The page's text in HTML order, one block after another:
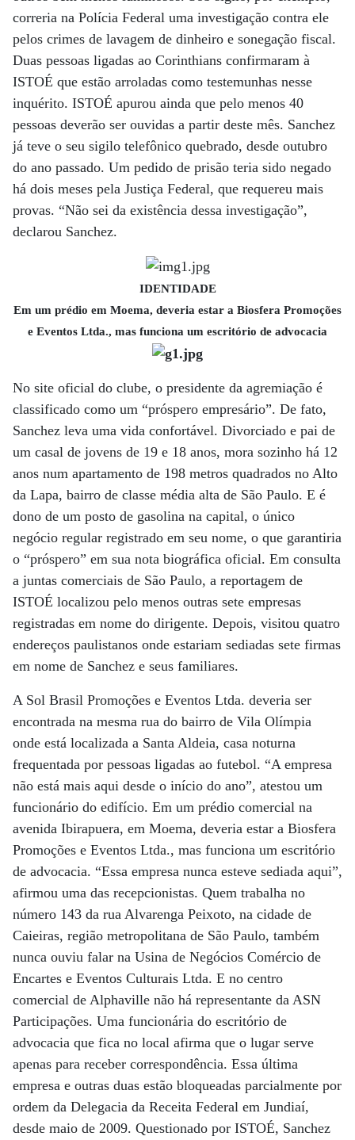
correria na Polícia Federal uma investigação contra ele
pelos crimes de lavagem de dinheiro e sonegação fiscal.
Duas pessoas ligadas ao Corinthians confirmaram à
ISTOÉ que estão arroladas como testemunhas nesse
inquérito. ISTOÉ apurou ainda que pelo menos 40
pessoas deverão ser ouvidas a partir deste mês. Sanchez
já teve o seu sigilo telefônico quebrado, desde outubro
do ano passado. Um pedido de prisão teria sido negado
há dois meses pela Justiça Federal, que requereu mais
provas. “Não sei da existência dessa investigação”,
declarou Sanchez.
IDENTIDADE
Em um prédio em Moema, deveria estar a Biosfera Promoções
e Eventos Ltda., mas funciona um escritório de advocacia
No site oficial do clube, o presidente da agremiação é
classificado como um “próspero empresário”. De fato,
Sanchez leva uma vida confortável. Divorciado e pai de
um casal de jovens de 19 e 18 anos, mora sozinho há 12
anos num apartamento de 198 metros quadrados no Alto
da Lapa, bairro de classe média alta de São Paulo. E é
dono de um posto de gasolina na capital, o único
negócio regular registrado em seu nome, o que garantiria
o “próspero” em sua nota biográfica oficial. Em consulta
a juntas comerciais de São Paulo, a reportagem de
ISTOÉ localizou pelo menos outras sete empresas
registradas em nome do dirigente. Depois, visitou quatro
endereços paulistanos onde estariam sediadas sete firmas
em nome de Sanchez e seus familiares.
A Sol Brasil Promoções e Eventos Ltda. deveria ser
encontrada na mesma rua do bairro de Vila Olímpia
onde está localizada a Santa Aldeia, casa noturna
frequentada por pessoas ligadas ao futebol. “A empresa
não está mais aqui desde o início do ano”, atestou um
funcionário do edifício. Em um prédio comercial na
avenida Ibirapuera, em Moema, deveria estar a Biosfera
Promoções e Eventos Ltda., mas funciona um escritório
de advocacia. “Essa empresa nunca esteve sediada aqui”,
afirmou uma das recepcionistas. Quem trabalha no
número 143 da rua Alvarenga Peixoto, na cidade de
Caieiras, região metropolitana de São Paulo, também
nunca ouviu falar na Usina de Negócios Comércio de
Encartes e Eventos Culturais Ltda. E no centro
comercial de Alphaville não há representante da ASN
Participações. Uma funcionária do escritório de
advocacia que fica no local afirma que o lugar serve
apenas para receber correspondência. Essa última
empresa e outras duas estão bloqueadas parcialmente por
ordem da Delegacia da Receita Federal em Jundiaí,
desde maio de 2009. Questionado por ISTOÉ, Sanchez